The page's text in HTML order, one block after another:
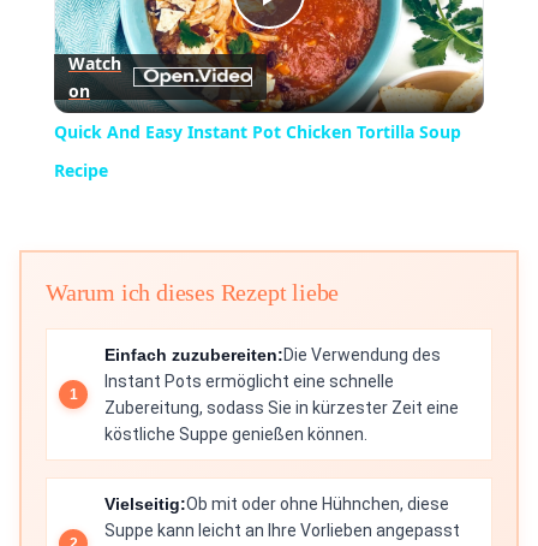
Play
Video
Watch
on
Quick And Easy Instant Pot Chicken Tortilla Soup
Recipe
Warum ich dieses Rezept liebe
Einfach zuzubereiten:Die Verwendung des
Instant Pots ermöglicht eine schnelle
Zubereitung, sodass Sie in kürzester Zeit eine
köstliche Suppe genießen können.
Vielseitig:Ob mit oder ohne Hühnchen, diese
Suppe kann leicht an Ihre Vorlieben angepasst